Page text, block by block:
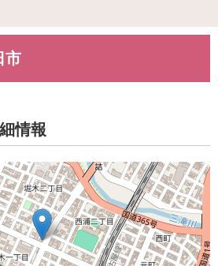
市
情報